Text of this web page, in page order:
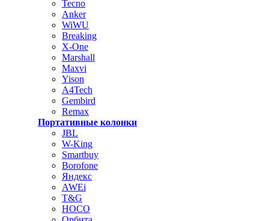
Tecno
Anker
WiWU
Breaking
X-One
Marshall
Maxvi
Yison
A4Tech
Gembird
Remax
Портативные колонки
JBL
W-King
Smartbuy
Borofone
Яндекс
AWEi
T&G
HOCO